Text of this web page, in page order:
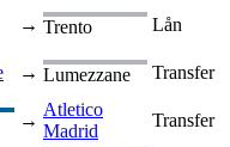
→ Trento
Lån
→ Lumezzane
Transfer
→
Atletico
Madrid
Transfer